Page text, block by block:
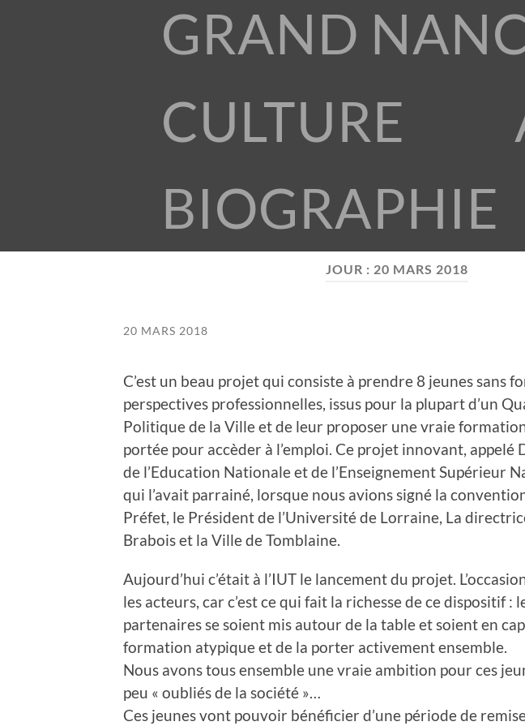
GRAND
CULTURE
BIOGRAPHIE
JOUR : 20 MARS 2018
20 MARS 2018
C’est un beau projet qui consiste à prendre 8 jeunes sans
perspectives professionnelles, issus pour la plupart d’un
Politique de la Ville et de leur proposer une vraie
portée pour accèder à l’emploi. Ce projet innovant, appelé
de l’Education Nationale et de l’Enseignement Supérieur
qui l’avait parrainé, lorsque nous avions signé la convent
Préfet, le Président de l’Université de Lorraine, La
Brabois et la Ville de Tomblaine.
Aujourd’hui c’était à l’IUT le lancement du projet.
les acteurs, car c’est ce qui fait la richesse de ce dispositif :
partenaires se soient mis autour de la table et soient en
formation atypique et de la porter activement ensemble.
Nous avons tous ensemble une vraie ambition pour ces
peu « oubliés de la société »…
Ces jeunes vont pouvoir bénéficier d’une période de